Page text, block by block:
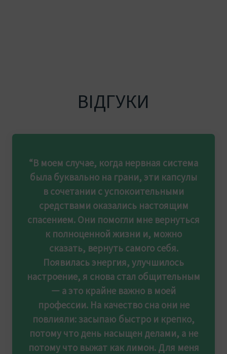
ВІДГУКИ
“В моем случае, когда нервная система
была буквально на грани, эти капсулы
в сочетании с успокоительными
средствами оказались настоящим
спасением. Они помогли мне вернуться
к полноценной жизни и, можно
сказать, вернуть самого себя.
Появилась энергия, улучшилось
настроение, я снова стал общительным
— а это крайне важно в моей
профессии. На качество сна они не
повлияли: засыпаю быстро и крепко,
потому что день насыщен делами, а не
потому что выжат как лимон. Для меня